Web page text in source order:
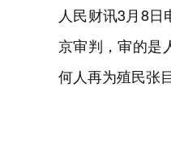
人民财讯3月8
京审判，审的是
何人再为殖民张